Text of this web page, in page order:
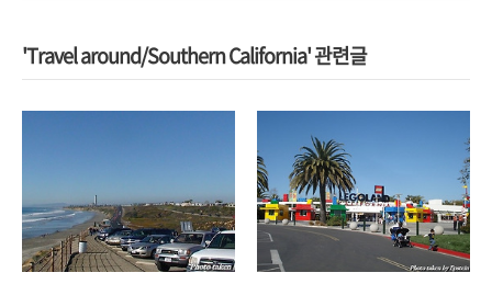
'Travel around/Southern California' 관련글